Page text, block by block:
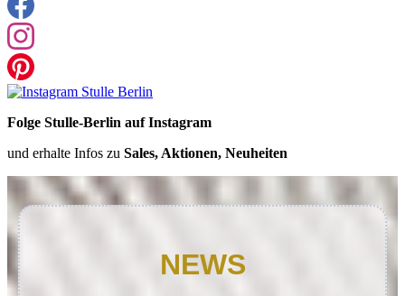
Folge Stulle-Berlin auf Instagram
und erhalte Infos zu Sales, Aktionen, Neuheiten
NEWS